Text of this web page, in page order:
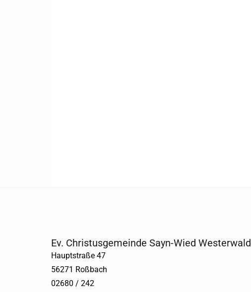
Ev. Christusgemeinde Sayn-Wied Westerwald
Hauptstraße 47
56271 Roßbach
02680 / 242